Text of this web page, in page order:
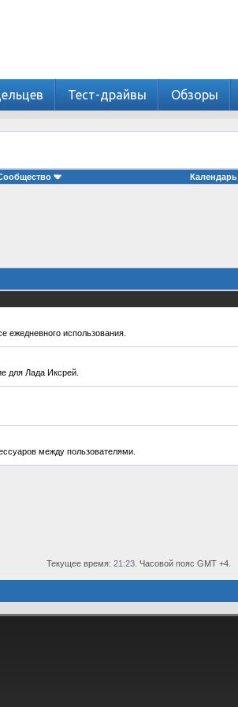
Тест-драйвы Обзоры
Календарь
использования.
для Лада Иксрей.
между пользователями.
Текущее время: 21:23 . Часовой пояс GMT +4.